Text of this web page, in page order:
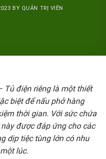
BY QUẢN TRỊ VIÊN
Tủ điện riêng là một thiết
biệt để nấu phở hàng
thời gian. Với sức chứa
được đáp ứng cho các
dịp tiệc tùng lớn có nhu
lúc.